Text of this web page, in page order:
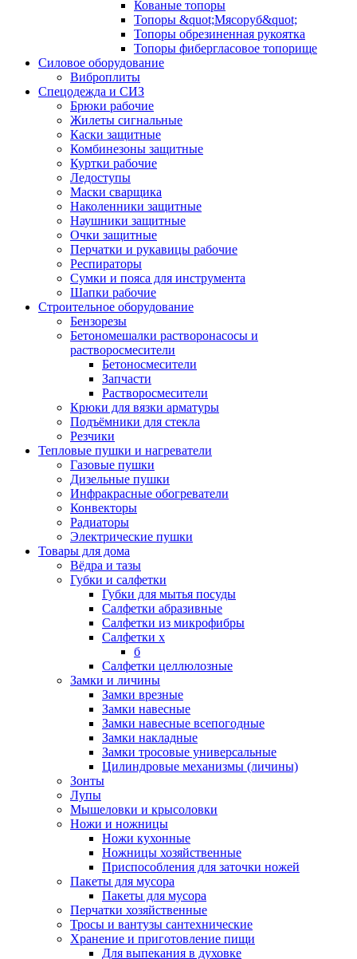
Кованые топоры
Топоры &quot;Мясоруб&quot;
Топоры обрезиненная рукоятка
Топоры фибергласовое топорище
Силовое оборудование
Виброплиты
Спецодежда и СИЗ
Брюки рабочие
Жилеты сигнальные
Каски защитные
Комбинезоны защитные
Куртки рабочие
Ледоступы
Маски сварщика
Наколенники защитные
Наушники защитные
Очки защитные
Перчатки и рукавицы рабочие
Респираторы
Сумки и пояса для инструмента
Шапки рабочие
Строительное оборудование
Бензорезы
Бетономешалки растворонасосы и
растворосмесители
Бетоносмесители
Запчасти
Растворосмесители
Крюки для вязки арматуры
Подъёмники для стекла
Резчики
Тепловые пушки и нагреватели
Газовые пушки
Дизельные пушки
Инфракрасные обогреватели
Конвекторы
Радиаторы
Электрические пушки
Товары для дома
Вёдра и тазы
Губки и салфетки
Губки для мытья посуды
Салфетки абразивные
Салфетки из микрофибры
Салфетки х
б
Салфетки целлюлозные
Замки и личины
Замки врезные
Замки навесные
Замки навесные всепогодные
Замки накладные
Замки тросовые универсальные
Цилиндровые механизмы (личины)
Зонты
Лупы
Мышеловки и крысоловки
Ножи и ножницы
Ножи кухонные
Ножницы хозяйственные
Приспособления для заточки ножей
Пакеты для мусора
Пакеты для мусора
Перчатки хозяйственные
Тросы и вантузы сантехнические
Хранение и приготовление пищи
Для выпекания в духовке